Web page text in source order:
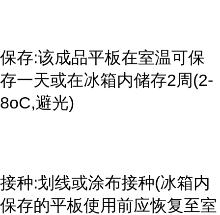
保存:该成品平板在室温可保
存一天或在冰箱内储存2周(2-
8oC,避光)
接种:划线或涂布接种(冰箱内
保存的平板使用前应恢复至室